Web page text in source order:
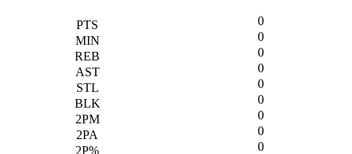
0
0
0
0
0
0
0
0
0